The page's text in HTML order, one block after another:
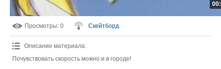
Просмотры: 0 Скейтборд
Описание материала:
Почувствовать скорость можно и в городе!